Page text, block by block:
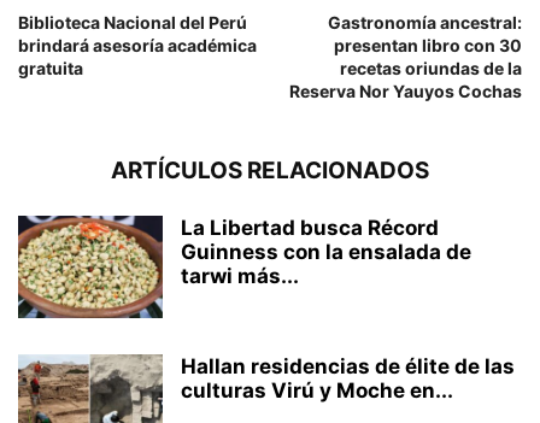
Biblioteca Nacional del Perú
brindará asesoría académica
gratuita
Gastronomía ancestral:
presentan libro con 30
recetas oriundas de la
Reserva Nor Yauyos Cochas
ARTÍCULOS RELACIONADOS
La Libertad busca Récord
Guinness con la ensalada de
tarwi más...
Hallan residencias de élite de las
culturas Virú y Moche en...